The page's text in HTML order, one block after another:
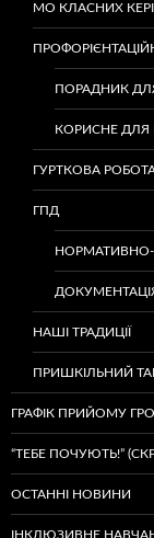
МО КЛАСНИХ
ПОРАДНИК
КОРИСНЕ ДЛЯ
ГУРТКОВА
ГПД
НОРМАТИВНО-
НАШІ ТРАДИЦІЇ
ПРИШКІЛЬНИЙ
ГРАФІК ПРИЙОМУ
“ТЕБЕ ПОЧУЮТЬ!”
ОСТАННІ НОВИНИ
ІНКЛЮЗИВНЕ